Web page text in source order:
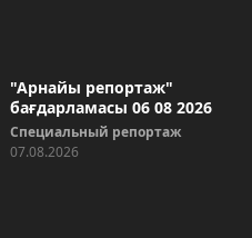
"Арнайы репортаж"
бағдарламасы 06 08 2026
Специальный репортаж
07.08.2026